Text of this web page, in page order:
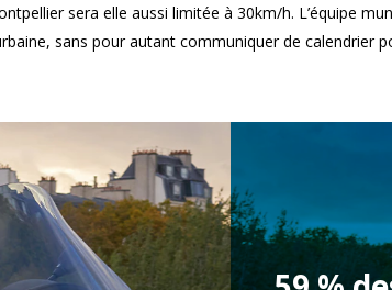
sera elle aussi limitée à 30km/h. L’équipe
sans pour autant communiquer de calendrier